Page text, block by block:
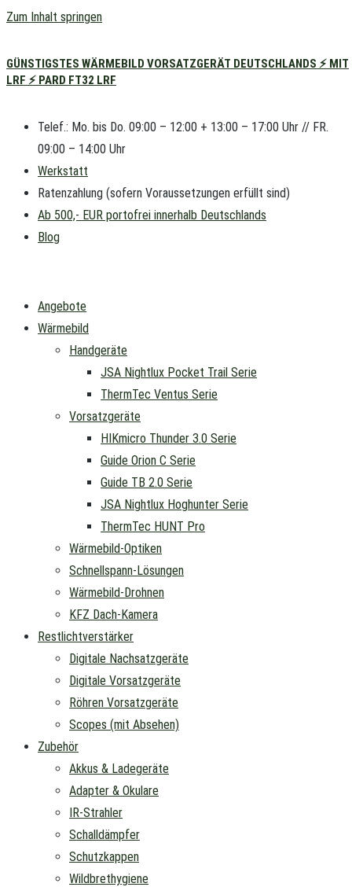
Zum Inhalt springen
GÜNSTIGSTES WÄRMEBILD VORSATZGERÄT DEUTSCHLANDS ⚡ MIT
LRF ⚡ PARD FT32 LRF
Telef.: Mo. bis Do. 09:00 – 12:00 + 13:00 – 17:00 Uhr // FR.
09:00 – 14:00 Uhr
Werkstatt
Ratenzahlung (sofern Voraussetzungen erfüllt sind)
Ab 500,- EUR portofrei innerhalb Deutschlands
Blog
Angebote
Wärmebild
Handgeräte
JSA Nightlux Pocket Trail Serie
ThermTec Ventus Serie
Vorsatzgeräte
HIKmicro Thunder 3.0 Serie
Guide Orion C Serie
Guide TB 2.0 Serie
JSA Nightlux Hoghunter Serie
ThermTec HUNT Pro
Wärmebild-Optiken
Schnellspann-Lösungen
Wärmebild-Drohnen
KFZ Dach-Kamera
Restlichtverstärker
Digitale Nachsatzgeräte
Digitale Vorsatzgeräte
Röhren Vorsatzgeräte
Scopes (mit Absehen)
Zubehör
Akkus & Ladegeräte
Adapter & Okulare
IR-Strahler
Schalldämpfer
Schutzkappen
Wildbrethygiene